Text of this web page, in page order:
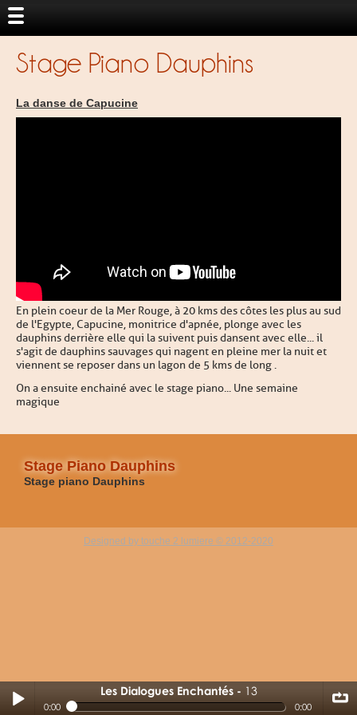
Stage Piano Dauphins
La danse de Capucine
En plein coeur de la Mer Rouge, à 20 kms des côtes les plus au sud
de l'Egypte, Capucine, monitrice d'apnée, plonge avec les
dauphins derrière elle qui la suivent puis dansent avec elle... il
s'agit de dauphins sauvages qui nagent en pleine mer la nuit et
viennent se reposer dans un lagon de 5 kms de long .
On a ensuite enchainé avec le stage piano... Une semaine
magique
Stage Piano Dauphins
Stage piano Dauphins
Les Dialogues Enchantés 13
0:00 0:00
13
Designed by touche 2 lumiere © 2012-2020